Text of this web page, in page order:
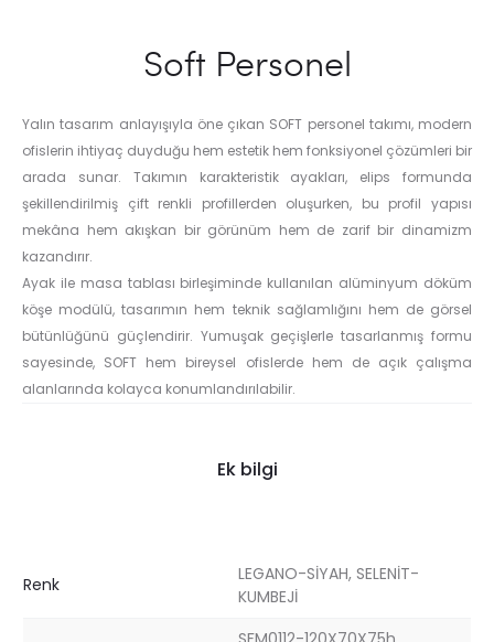
Soft Personel
Yalın tasarım anlayışıyla öne çıkan SOFT personel takımı, modern
ofislerin ihtiyaç duyduğu hem estetik hem fonksiyonel çözümleri bir
arada sunar. Takımın karakteristik ayakları, elips formunda
şekillendirilmiş çift renkli profillerden oluşurken, bu profil yapısı
mekâna hem akışkan bir görünüm hem de zarif bir dinamizm
kazandırır.
Ayak ile masa tablası birleşiminde kullanılan alüminyum döküm
köşe modülü, tasarımın hem teknik sağlamlığını hem de görsel
bütünlüğünü güçlendirir. Yumuşak geçişlerle tasarlanmış formu
sayesinde, SOFT hem bireysel ofislerde hem de açık çalışma
alanlarında kolayca konumlandırılabilir.
Ek bilgi
Renk
LEGANO-SİYAH, SELENİT-
KUMBEJİ